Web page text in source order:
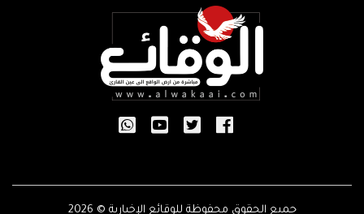
جميع الحقوق محفوظة للوقائع الإخبارية © 2026